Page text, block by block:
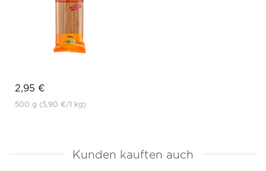
2,95 €
500 g (5,90 €/1 kg)
Kunden kauften auch